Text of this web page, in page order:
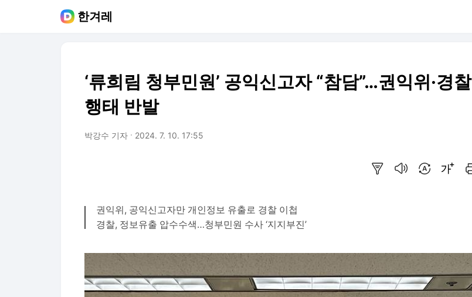
한겨레
‘류희림 청부민원’ 공익신고자 “참담”…권익위·경찰
행태 반발
박강수 기자 2024. 7. 10. 17:55
권익위, 공익신고자만 개인정보 유출로 경찰 이첩
경찰, 정보유출 압수수색…청부민원 수사 ‘지지부진’